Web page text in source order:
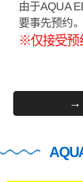
由于AQUA
要事先预约。
※仅接受预